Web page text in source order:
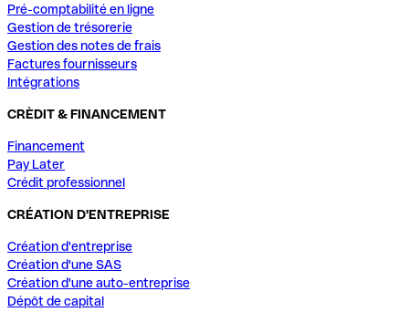
Pré-comptabilité en ligne
Gestion de trésorerie
Gestion des notes de frais
Factures fournisseurs
Intégrations
CRÈDIT & FINANCEMENT
Financement
Pay Later
Crédit professionnel
CRÉATION D'ENTREPRISE
Création d'entreprise
Création d'une SAS
Création d'une auto-entreprise
Dépôt de capital